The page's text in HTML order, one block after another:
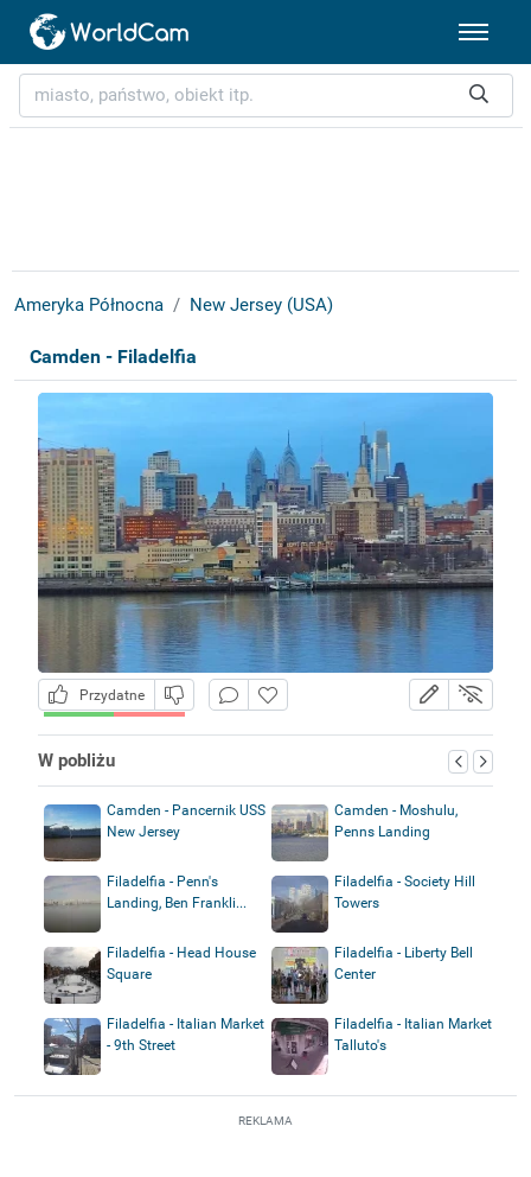
Ameryka Północna New Jersey (USA)
Camden - Filadelfia
Przydatne
W pobliżu
Camden - Pancernik USS
New Jersey
Camden - Moshulu,
Penns Landing
Filadelfia - Penn's
Landing, Ben Frankli...
Filadelfia - Society Hill
Towers
Filadelfia - Head House
Square
Filadelfia - Liberty Bell
Center
Filadelfia - Italian Market
- 9th Street
Filadelfia - Italian Market
Talluto's
REKLAMA